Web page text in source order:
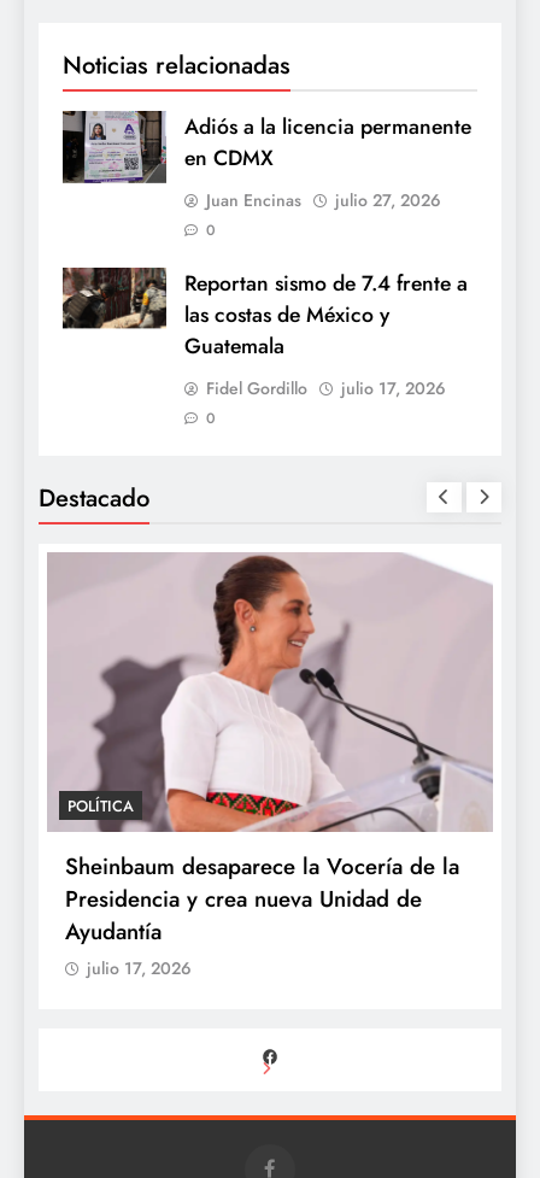
Noticias relacionadas
Adiós a la licencia permanente
en CDMX
Juan Encinas julio 27, 2026
0
Reportan sismo de 7.4 frente a
las costas de México y
Guatemala
Fidel Gordillo julio 17, 2026
0
Destacado
POLÍTICA
Sheinbaum respalda autonomía de la
UNAM para resolver polémica por
examen de ingreso
julio 17, 2026